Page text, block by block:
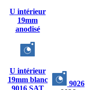
U intérieur
19mm
anodisé
U intérieur
19mm blanc
9016 SAT
9026